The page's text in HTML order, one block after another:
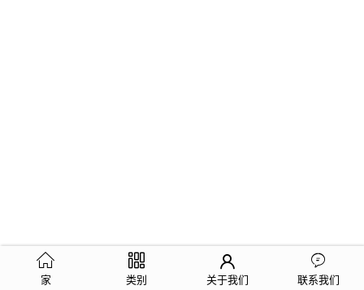
家 类别 关于我们 联系我们